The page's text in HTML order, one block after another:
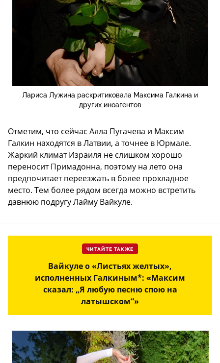
Лариса Лужина раскритиковала Максима Галкина и
других иноагентов
Отметим, что сейчас Алла Пугачева и Максим
Галкин находятся в Латвии, а точнее в Юрмале.
Жаркий климат Израиля не слишком хорошо
переносит Примадонна, поэтому на лето она
предпочитает переезжать в более прохладное
место. Тем более рядом всегда можно встретить
давнюю подругу Лайму Вайкуле.
ЧИТАЙТЕ ТАКЖЕ
Вайкуле о «Листьях желтых»,
исполненных Галкиным*: «Максим
сказал: „Я любую песню спою на
латышском“»